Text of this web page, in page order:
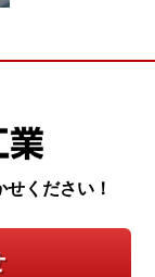
ください！